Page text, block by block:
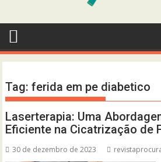
Tag:ferida em pe diabetico
Laserterapia: Uma
Eficiente na Cicatrização de
30 de dezembro de 2023